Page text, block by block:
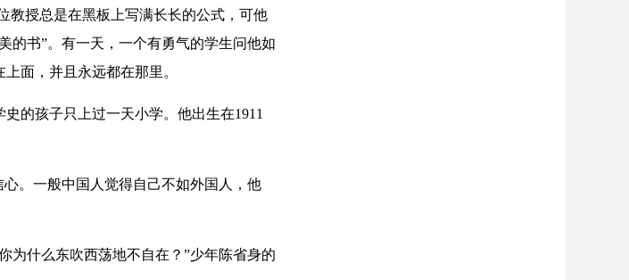
授总是在黑板上写满长长的公式，可他
的书”。有一天，一个有勇气的学生问他如
面，并且永远都在那里。
的孩子只上过一天小学。他出生在1911
。一般中国人觉得自己不如外国人，他
什么东吹西荡地不自在？”少年陈省身的